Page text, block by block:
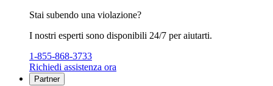
Stai subendo una violazione?
I nostri esperti sono disponibili 24/7 per aiutarti.
1-855-868-3733
Richiedi assistenza ora
Partner